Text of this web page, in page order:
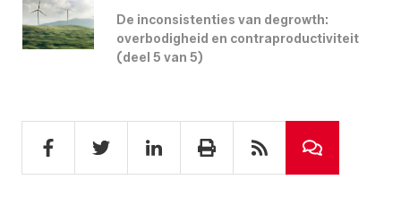
De inconsistenties van degrowth:
overbodigheid en contraproductiviteit
(deel 5 van 5)